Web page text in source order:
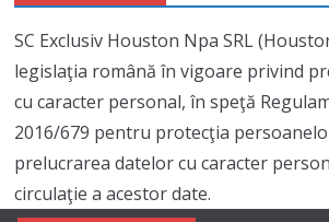
SC Exclusiv Houston Npa SRL
legislaţia română în vigoare privind
cu caracter personal, în speţă
2016/679 pentru protecţia
prelucrarea datelor cu caracter
circulaţie a acestor date.